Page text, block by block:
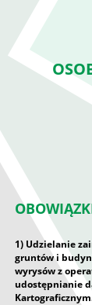
1) Udzielanie
gruntów i
wyrysów z
udostępnianie